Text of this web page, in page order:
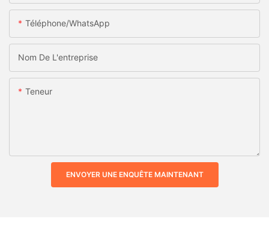
Téléphone/WhatsApp
Nom De L'entreprise
Teneur
ENVOYER UNE ENQUÊTE MAINTENANT